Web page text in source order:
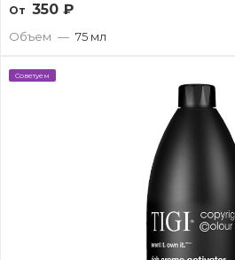
От 350 ₽
Объем — 75 мл
Советуем